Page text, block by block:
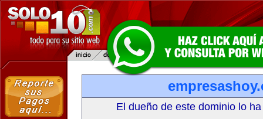
El dueño de este dominio lo